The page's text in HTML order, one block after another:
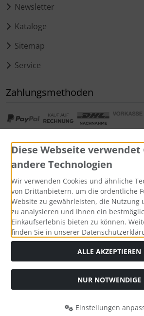
Newsletter
Kataloge
Sitemap
Service
Zahlungsmethoden
Alle Preise inkl. gesetzl. MwSt. zzgl.
durchgestrichenen Preise entsprechen
Tushita PaperArt GmbH © 2026 |
Diese Webseite verwendet
andere Technologien
Wir verwenden Cookies und ähnliche
von Drittanbietern, um die ordentliche
Website zu gewährleisten, die Nutzung
zu analysieren und Ihnen ein
Einkaufserlebnis bieten zu können.
finden Sie in unserer
ALLE AKZEPTIEREN
NUR NOTWENDIGE
Einstellungen